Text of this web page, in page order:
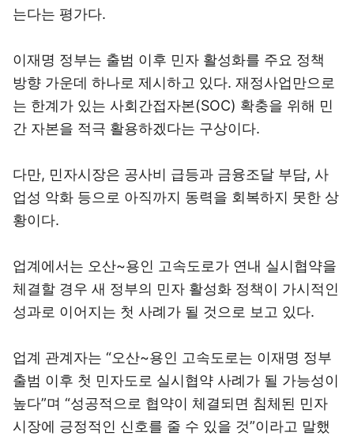
는다는 평가다.
이재명 정부는 출범 이후 민자 활성화를 주요 정책
방향 가운데 하나로 제시하고 있다. 재정사업만으로
는 한계가 있는 사회간접자본(SOC) 확충을 위해 민
간 자본을 적극 활용하겠다는 구상이다.
다만, 민자시장은 공사비 급등과 금융조달 부담, 사
업성 악화 등으로 아직까지 동력을 회복하지 못한 상
황이다.
업계에서는 오산~용인 고속도로가 연내 실시협약을
체결할 경우 새 정부의 민자 활성화 정책이 가시적인
성과로 이어지는 첫 사례가 될 것으로 보고 있다.
업계 관계자는 “오산~용인 고속도로는 이재명 정부
출범 이후 첫 민자도로 실시협약 사례가 될 가능성이
높다”며 “성공적으로 협약이 체결되면 침체된 민자
시장에 긍정적인 신호를 줄 수 있을 것”이라고 말했